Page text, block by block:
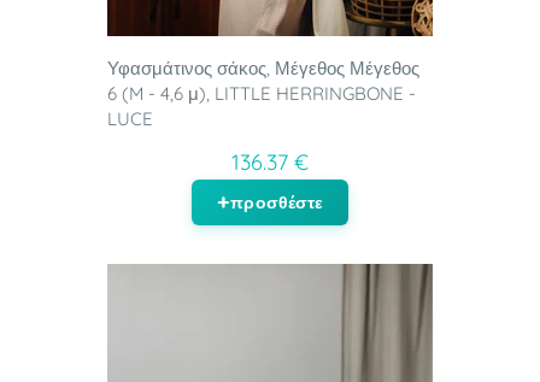
Υφασμάτινος σάκος, Μέγεθος Μέγεθος
6 (M - 4,6 μ), LITTLE HERRINGBONE -
LUCE
136.37 €
προσθέστε